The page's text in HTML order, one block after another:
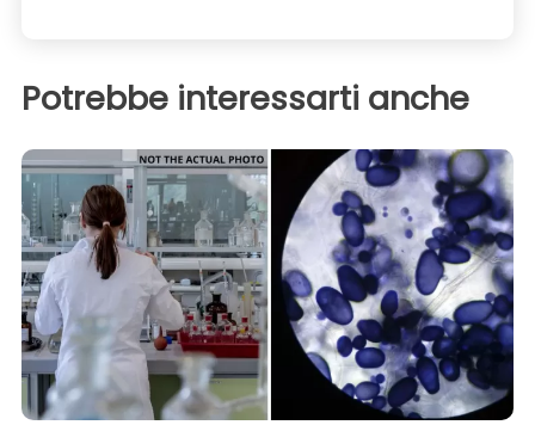
Potrebbe interessarti anche